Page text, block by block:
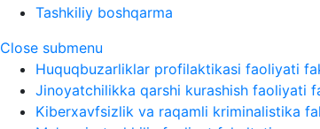
Tashkiliy boshqarma
Close submenu
Huquqbuzarliklar profilaktikasi faoliyati
Jinoyatchilikka qarshi kurashish faoliyati
Kiberxavfsizlik va raqamli kriminalistika